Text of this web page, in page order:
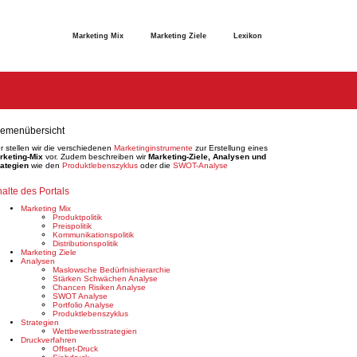
Marketing Mix Marketing Ziele Lexikon
stellen wir die verschiedenen Marketinginstrumente zur Erstellung eines
Mix vor. Zudem beschreiben wirMarketing-Ziele, Analysen und
wie den Produktlebenszyklus oder die SWOT-Analyse
des Portals
Marketing Mix
Produktpolitik
Preispolitik
Kommunikationspolitik
Distributionspolitik
Marketing Ziele
Analysen
Maslowsche Bedürfnishierarchie
Stärken Schwächen Analyse
Chancen Risiken Analyse
SWOT Analyse
Portfolio Analyse
Produktlebenszyklus
Strategien
Wettbewerbsstrategien
Druckverfahren
Offset-Druck